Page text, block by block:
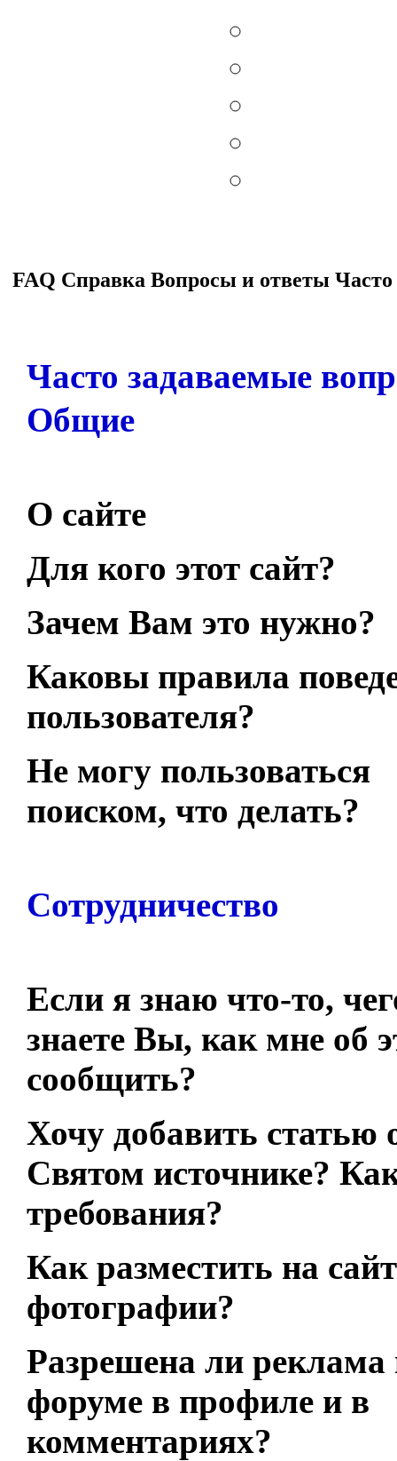
FAQ Справка Вопросы и ответы
Часто задаваемые
Общие
О сайте
Для кого этот сайт?
Зачем Вам это нужно?
Каковы правила
пользователя?
Не могу пользоваться
поиском, что делать?
Сотрудничество
Если я знаю что-то,
знаете Вы, как мне об
сообщить?
Хочу добавить статью
Святом источнике?
требования?
Как разместить на
фотографии?
Разрешена ли реклама
форуме в профиле и в
комментариях?